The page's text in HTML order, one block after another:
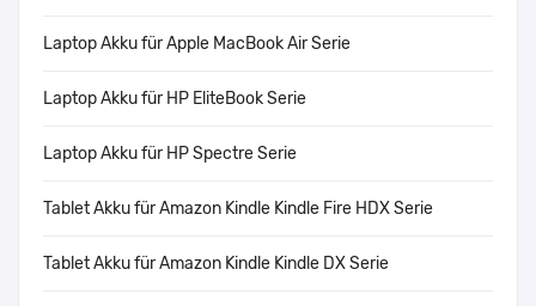
Laptop Akku für Apple MacBook Air Serie
Laptop Akku für HP EliteBook Serie
Laptop Akku für HP Spectre Serie
Tablet Akku für Amazon Kindle Kindle Fire HDX Serie
Tablet Akku für Amazon Kindle Kindle DX Serie